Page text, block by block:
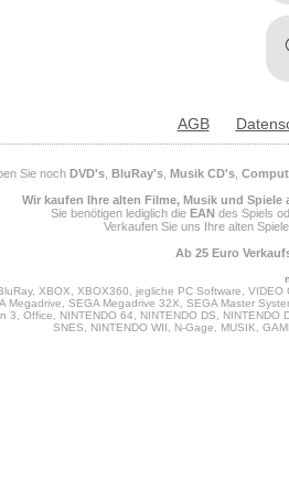
AGB
Sie noch DVD's, BluRay's, Musik CD's,
Wir kaufen Ihre alten Filme, Musik und Spiele
Sie benötigen lediglich die EAN des Spiels
Verkaufen Sie uns Ihre alten
Ab 25 Euro
XBOX, XBOX360, jegliche PC Software,
Megadrive, SEGA Megadrive 32X, SEGA Master
3, Office, NINTENDO 64, NINTENDO DS,
SNES, NINTENDO WII, N-Gage, MUSIK,